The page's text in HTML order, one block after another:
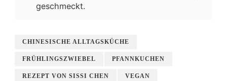
geschmeckt.
CHINESISCHE ALLTAGSKÜCHE
FRÜHLINGSZWIEBEL PFANNKUCHEN
REZEPT VON SISSI CHEN VEGAN